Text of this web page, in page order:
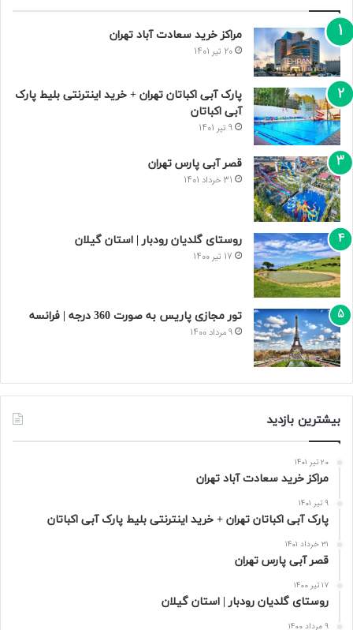
مراکز خرید سعادت‌ آباد تهران
20 تیر 1401
پارک آبی اکباتان تهران + خرید اینترنتی بلیط پارک
آبی اکباتان
9 تیر 1401
قصر آبی پارس تهران
31 خرداد 1401
روستای گلدیان رودبار | استان گیلان
17 تیر 1400
تور مجازی پاریس به صورت 360 درجه | فرانسه
9 مرداد 1400
بیشترین بازدید
20 تیر 1401
مراکز خرید سعادت‌ آباد تهران
9 تیر 1401
پارک آبی اکباتان تهران + خرید اینترنتی بلیط پارک آبی اکباتان
31 خرداد 1401
قصر آبی پارس تهران
17 تیر 1400
روستای گلدیان رودبار | استان گیلان
9 مرداد 1400